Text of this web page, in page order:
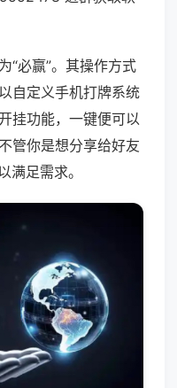
“必赢”。其操作方式
自定义手机打牌系统
挂功能，一键便可以
管你是想分享给好友
满足需求。